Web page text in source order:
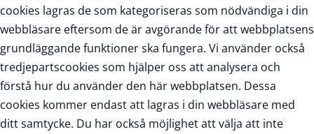
cookies lagras de som kategoriseras som nödvändiga i din
webbläsare eftersom de är avgörande för att webbplatsens
grundläggande funktioner ska fungera. Vi använder också
tredjepartscookies som hjälper oss att analysera och
förstå hur du använder den här webbplatsen. Dessa
cookies kommer endast att lagras i din webbläsare med
ditt samtycke. Du har också möjlighet att välja att inte